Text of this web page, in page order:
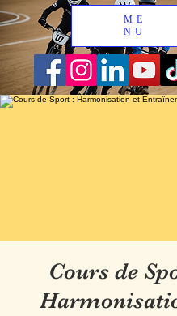
ME
NU
Cours de